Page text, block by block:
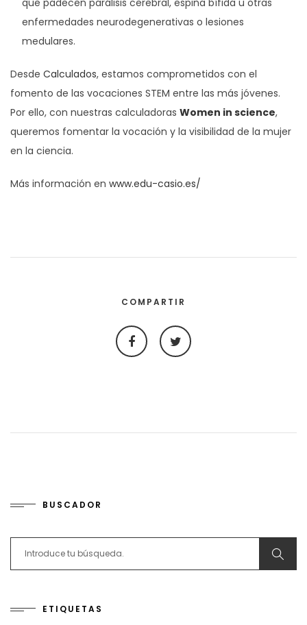
enfermedades neurodegenerativas o lesiones
medulares.
Desde Calculados, estamos comprometidos con el
fomento de las vocaciones STEM entre las más jóvenes.
Por ello, con nuestras calculadoras Women in science,
queremos fomentar la vocación y la visibilidad de la mujer
en la ciencia.
Más información en www.edu-casio.es/
COMPARTIR
BUSCADOR
ETIQUETAS